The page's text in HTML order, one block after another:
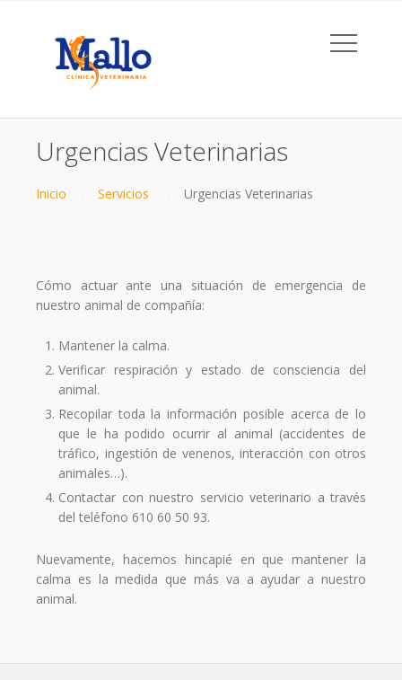
Urgencias Veterinarias
Inicio Servicios Urgencias Veterinarias
Cómo actuar ante una situación de emergencia de
nuestro animal de compañía:
Mantener la calma.
Verificar respiración y estado de consciencia del
animal.
Recopilar toda la información posible acerca de lo
que le ha podido ocurrir al animal (accidentes de
tráfico, ingestión de venenos, interacción con otros
animales…).
Contactar con nuestro servicio veterinario a través
del teléfono 610 60 50 93.
Nuevamente, hacemos hincapié en que mantener la
calma es la medida que más va a ayudar a nuestro
animal.